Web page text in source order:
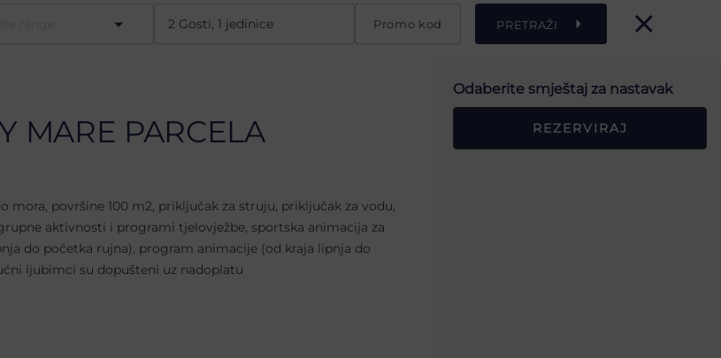
Promo kod PRETRAŽI
MARE PARCELA
mora, površine 100 m2, priključak za struju, priključak za vodu,
aktivnosti i programi tjelovježbe, sportska animacija za
do početka rujna), program animacije (od kraja lipnja do
ljubimci su dopušteni uz nadoplatu
Odaberite smještaj za nastavak
REZERVIRAJ